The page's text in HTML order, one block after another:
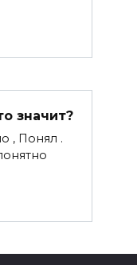
значит?
, Понял .